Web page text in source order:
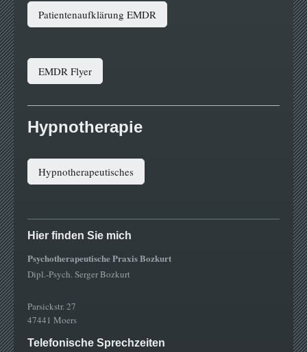
Patientenaufklärung EMDR
EMDR Flyer
Hypnotherapie
Hypnotherapeutisches
Hier finden Sie mich
Psychotherapeutische Praxis Bozkurt
Dipl.-Psych. Serger Bozkurt
Parsickstr. 27
47441 Moers
Telefonische Sprechzeiten